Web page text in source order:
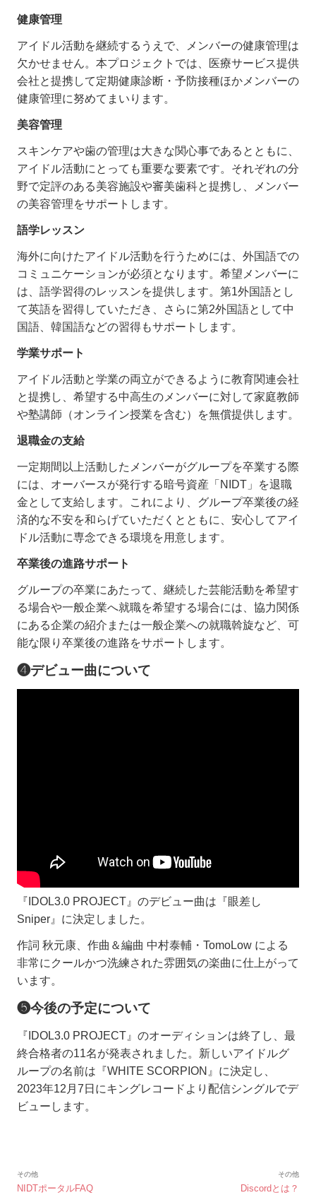
健康管理
アイドル活動を継続するうえで、メンバーの健康管理は
欠かせません。本プロジェクトでは、医療サービス提供
会社と提携して定期健康診断・予防接種ほかメンバーの
健康管理に努めてまいります。
美容管理
スキンケアや歯の管理は大きな関心事であるとともに、
アイドル活動にとっても重要な要素です。それぞれの分
野で定評のある美容施設や審美歯科と提携し、メンバー
の美容管理をサポートします。
語学レッスン
海外に向けたアイドル活動を行うためには、外国語での
コミュニケーションが必須となります。希望メンバーに
は、語学習得のレッスンを提供します。第1外国語とし
て英語を習得していただき、さらに第2外国語として中
国語、韓国語などの習得もサポートします。
学業サポート
アイドル活動と学業の両立ができるように教育関連会社
と提携し、希望する中高生のメンバーに対して家庭教師
や塾講師（オンライン授業を含む）を無償提供します。
退職金の支給
一定期間以上活動したメンバーがグループを卒業する際
には、オーバースが発行する暗号資産「NIDT」を退職
金として支給します。これにより、グループ卒業後の経
済的な不安を和らげていただくとともに、安心してアイ
ドル活動に専念できる環境を用意します。
卒業後の進路サポート
グループの卒業にあたって、継続した芸能活動を希望す
る場合や一般企業へ就職を希望する場合には、協力関係
にある企業の紹介または一般企業への就職斡旋など、可
能な限り卒業後の進路をサポートします。
❹デビュー曲について
『IDOL3.0 PROJECT』のデビュー曲は『眼差し
Sniper』に決定しました。
作詞 秋元康、作曲＆編曲 中村泰輔・TomoLow による
⾮常にクールかつ洗練された雰囲気の楽曲に仕上がって
います。
❺今後の予定について
『IDOL3.0 PROJECT』のオーディションは終了し、最
終合格者の11名が発表されました。新しいアイドルグ
ループの名前は『WHITE SCORPION』に決定し、
2023年12月7日にキングレコードより配信シングルでデ
ビューします。
その他
NIDTポータルFAQ
その他
Discordとは？